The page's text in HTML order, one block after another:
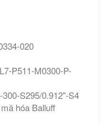
020
P511-M0300-P-
S295/0.912"-S4
hóa Balluff